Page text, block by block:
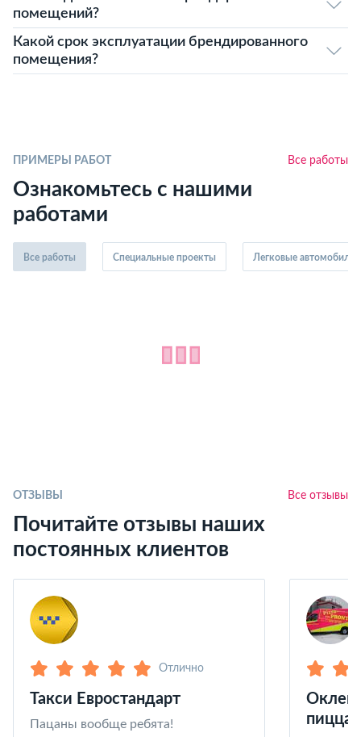
помещений?
Какой срок эксплуатации брендированного
помещения?
ПРИМЕРЫ РАБОТ Все работы
Ознакомьтесь с нашими
работами
Все работы Специальные проекты Легковые автомобили
ОТЗЫВЫ Все отзывы
Почитайте отзывы наших
постоянных клиентов
Отлично
Такси Евростандарт
Пацаны вообще ребята!
пицца